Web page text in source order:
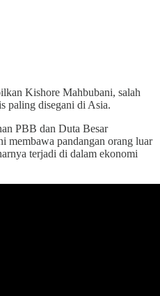
Kishore Mahbubani, salah
paling disegani di Asia.
PBB dan Duta Besar
membawa pandangan orang luar
terjadi di dalam ekonomi